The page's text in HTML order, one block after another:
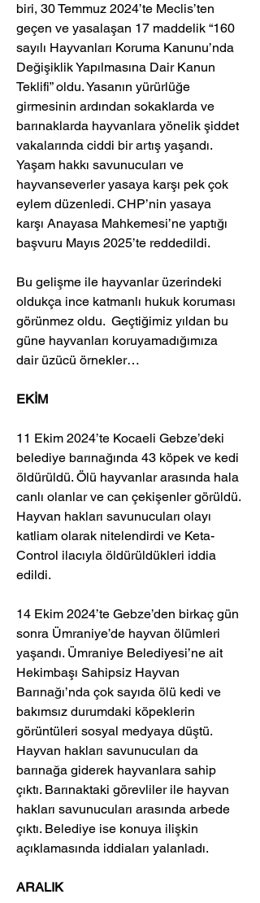
biri, 30 Temmuz 2024’te Meclis’ten
geçen ve yasalaşan 17 maddelik “160
sayılı Hayvanları Koruma Kanunu’nda
Değişiklik Yapılmasına Dair Kanun
Teklifi” oldu. Yasanın yürürlüğe
girmesinin ardından sokaklarda ve
barınaklarda hayvanlara yönelik şiddet
vakalarında ciddi bir artış yaşandı.
Yaşam hakkı savunucuları ve
hayvanseverler yasaya karşı pek çok
eylem düzenledi. CHP’nin yasaya
karşı Anayasa Mahkemesi’ne yaptığı
başvuru Mayıs 2025’te reddedildi.
Bu gelişme ile hayvanlar üzerindeki
oldukça ince katmanlı hukuk koruması
görünmez oldu.  Geçtiğimiz yıldan bu
güne hayvanları koruyamadığımıza
dair üzücü örnekler…
EKİM
11 Ekim 2024’te Kocaeli Gebze’deki
belediye barınağında 43 köpek ve kedi
öldürüldü. Ölü hayvanlar arasında hala
canlı olanlar ve can çekişenler görüldü.
Hayvan hakları savunucuları olayı
katliam olarak nitelendirdi ve Keta-
Control ilacıyla öldürüldükleri iddia
edildi.
14 Ekim 2024’te Gebze’den birkaç gün
sonra Ümraniye’de hayvan ölümleri
yaşandı. Ümraniye Belediyesi’ne ait
Hekimbaşı Sahipsiz Hayvan
Barınağı’nda çok sayıda ölü kedi ve
bakımsız durumdaki köpeklerin
görüntüleri sosyal medyaya düştü.
Hayvan hakları savunucuları da
barınağa giderek hayvanlara sahip
çıktı. Barınaktaki görevliler ile hayvan
hakları savunucuları arasında arbede
çıktı. Belediye ise konuya ilişkin
açıklamasında iddiaları yalanladı.
ARALIK